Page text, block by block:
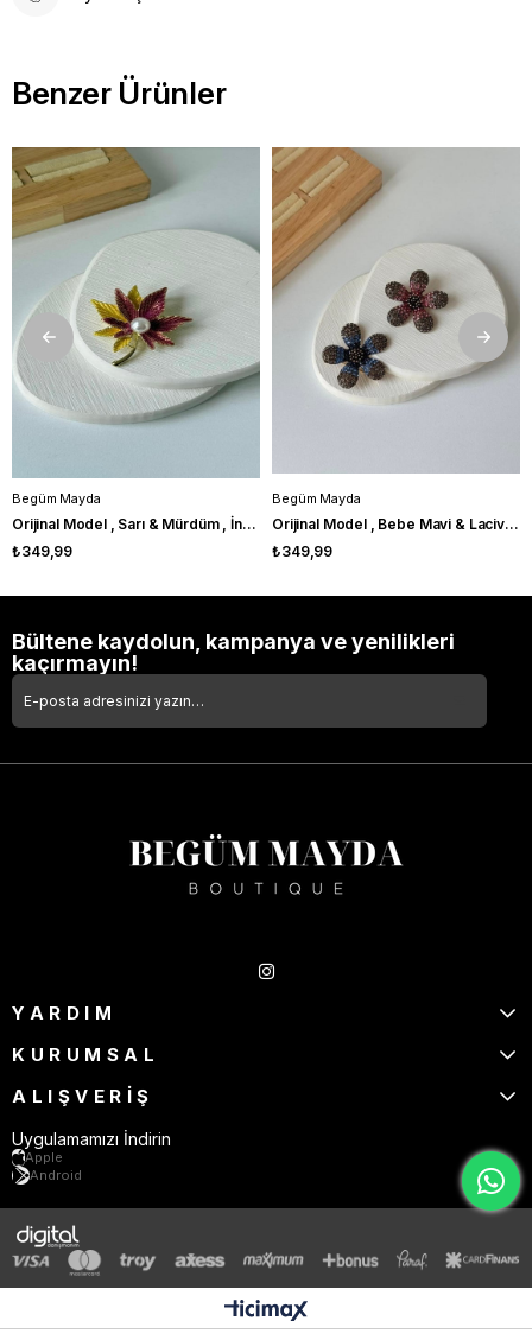
Benzer Ürünler
Begüm Mayda
Orijinal Model , Sarı & Mürdüm , İncili Simli Broş
₺349,99
Begüm Mayda
Orijinal Model , Bebe Mavi & Lacivert Zirkon Taşlı , Papatya Broş
₺349,99
Bültene kaydolun, kampanya ve yenilikleri
kaçırmayın!
YARDIM
KURUMSAL
ALIŞVERİŞ
Uygulamamızı İndirin
Apple
Android